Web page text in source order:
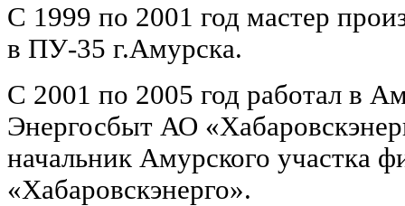
С 1999 по 2001 год мастер
в ПУ-35 г.Амурска.
С 2001 по 2005 год работал в
Энергосбыт АО
начальник Амурского участка
«Хабаровскэнерго».